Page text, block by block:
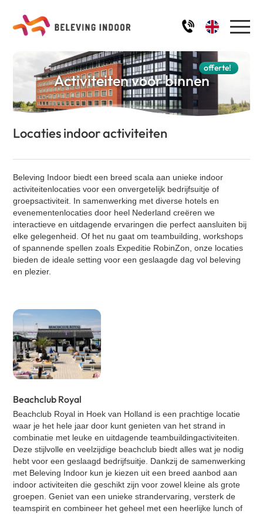
offerte!
Home
Activiteiten
Robinson aan Tafel
Schilder workshop
Kwal aan Tafel
Quiz - Ik hou van Holland
De Alleskunner XL
Quiz - Winter / Kerst
Klassieke Bingo
VR Escape Room - La Casa de Dinero
Oud Hollandse spellen
Cocktail workshop
Zakelijke speeddate (kennismakingsspel)
GPS Citygames
Graffiti workshop
Expeditie RobinZon - Hotel editie
Bingo XL
Cluedo XL
Percussie workshop
Yoga
Salsa workshop
Ons team
Impressie
FAQ
Blog
Activiteiten voor binnen
Locaties indoor activiteiten
Beleving Indoor biedt een breed scala aan unieke indoor
activiteitenlocaties voor een onvergetelijk bedrijfsuitje of
groepsactiviteit. In samenwerking met diverse hotels en
evenementenlocaties door heel Nederland creëren we
interactieve en uitdagende ervaringen die perfect aansluiten bij
elke gelegenheid. Of het nu gaat om teambuilding, workshops
of spannende spellen zoals Expeditie RobinZon, onze locaties
bieden de ideale setting voor een geslaagde dag vol beleving
en plezier.
Beachclub Royal
Beachclub Royal in Hoek van Holland is een prachtige locatie
waar je het hele jaar door kunt genieten van het strand in
combinatie met leuke en uitdagende teambuildingactiviteiten.
Deze stijlvolle en veelzijdige beachclub biedt alles wat je nodig
hebt voor een geslaagd bedrijfsuitje. Dankzij de samenwerking
met Beleving Indoor kun je kiezen uit een breed aanbod aan
indoor activiteiten die geschikt zijn voor zowel kleine als grote
groepen. Geniet van een unieke strandervaring, versterk de
teamspirit en combineer het geheel met een heerlijke lunch of